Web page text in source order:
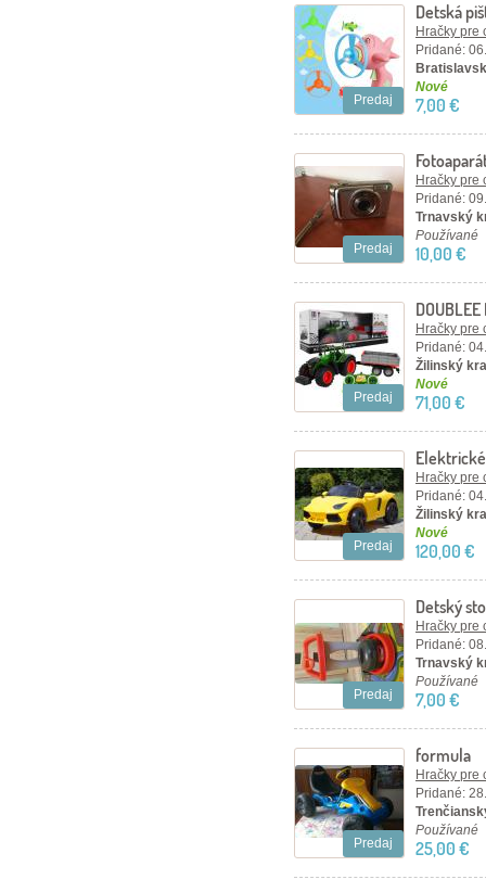
Predaj
Detská
Hračky pre
Pridané:
Nové
7,00 €
Predaj
Hračky pre
Pridané:
Trnavský
Používané
10,00 €
Predaj
Hračky pre
Pridané:
Žilinský
Nové
71,00 €
Predaj
Hračky pre
Pridané:
Žilinský
Nové
120,00 €
Predaj
Detský
Hračky pre
Pridané:
Trnavský
Používané
7,00 €
Predaj
formula
Hračky pre
Pridané:
Používané
25,00 €